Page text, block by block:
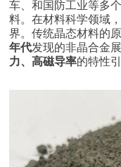
车、和国防工业等多
料。在材料科学领域
界。传统晶态材料的
年代发现的非晶合金
力、高磁导率的特性